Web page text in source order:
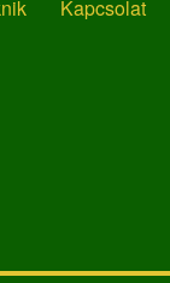
Kapcsolat